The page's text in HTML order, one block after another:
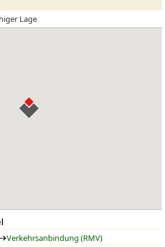
Lage
Verkehrsanbindung (RMV)